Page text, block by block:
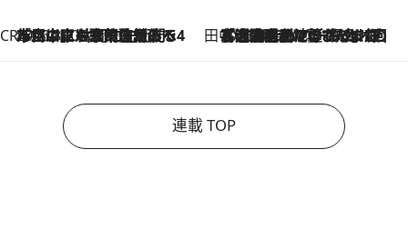
CREA'S CHOICE
2026.8.7
「立川にも歌舞伎があるんだよ」 片岡仁左衛門・市川中車ら豪華座組みで4年目の立川立飛歌舞伎へ 田中稲の勝手に再ブーム
2026.8.7
「湘南乃風に憧れて」観客大盛上がりの“タオル回し”に、ラッパー顔負けの高速歌唱まで…さだまさし（74）のアグレッシブすぎる現在地
連載 TOP